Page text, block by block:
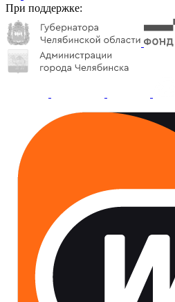
При поддержке: